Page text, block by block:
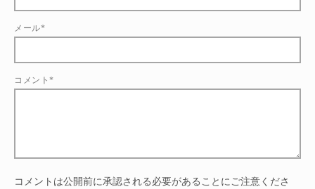
メール*
コメント*
コメントは公開前に承認される必要があることにご注意くださ